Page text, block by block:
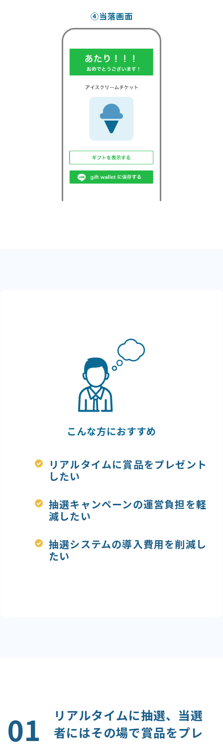
④当落画面
こんな方におすすめ
リアルタイムに賞品をプレゼント
したい
抽選キャンペーンの運営負担を軽
減したい
抽選システムの導入費用を削減し
たい
01
リアルタイムに抽選、当選
者にはその場で賞品をプレ